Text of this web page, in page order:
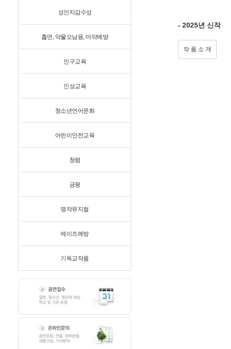
성인지감수성
흡연, 약물오남용, 마약예방
인구교육
인성교육
청소년언어문화
어린이안전교육
청렴
금융
명작뮤지컬
에이즈예방
기독교작품
- 2025년 신작
작 품 소 개